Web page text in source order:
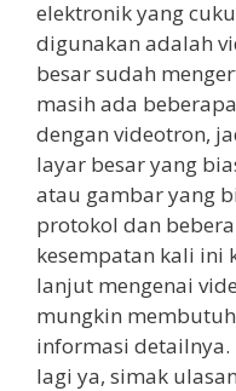
elektronik yang
digunakan adalah
besar sudah
masih ada
dengan videotron,
layar besar yang
atau gambar yang
protokol dan
kesempatan kali ini
lanjut mengenai
mungkin
informasi
lagi ya, simak